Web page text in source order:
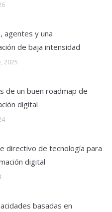
agentes y una
de baja intensidad
2025
de un buen roadmap de
digital
directivo de tecnología para
digital
basadas en